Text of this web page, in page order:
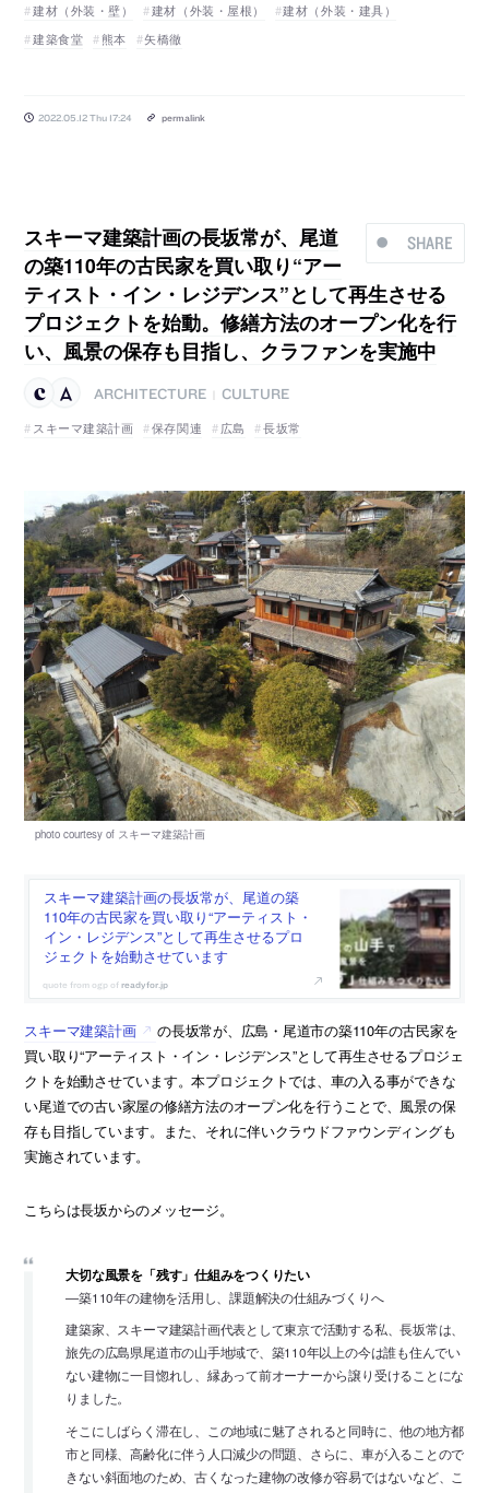
建材（外装・壁）
建材（外装・屋根）
建材（外装・建具）
建築食堂
熊本 矢橋徹
2022.05.12 Thu 17:24 permalink
SHARE
スキーマ建築計画の長坂常が、尾道
の築110年の古民家を買い取り“アー
ティスト・イン・レジデンス”として再生させる
プロジェクトを始動。修繕方法のオープン化を行
い、風景の保存も目指し、クラファンを実施中
ARCHITECTURE
CULTURE
スキーマ建築計画
保存関連 広島 長坂常
スキーマ建築計画の長坂常が、尾道の築
110年の古民家を買い取り“アーティスト・
イン・レジデンス”として再生させるプロ
ジェクトを始動させています
readyfor.jp
スキーマ建築計画
の長坂常が、広島・尾道市の築110年の古民家を
買い取り“アーティスト・イン・レジデンス”として再生させるプロジェ
クトを始動させています。本プロジェクトでは、車の入る事ができな
い尾道での古い家屋の修繕方法のオープン化を行うことで、風景の保
存も目指しています。また、それに伴いクラウドファウンディングも
実施されています。
こちらは長坂からのメッセージ。
大切な風景を「残す」仕組みをつくりたい
―築110年の建物を活用し、課題解決の仕組みづくりへ
建築家、スキーマ建築計画代表として東京で活動する私、長坂常は、
旅先の広島県尾道市の山手地域で、築110年以上の今は誰も住んでい
ない建物に一目惚れし、縁あって前オーナーから譲り受けることにな
りました。
そこにしばらく滞在し、この地域に魅了されると同時に、他の地方都
市と同様、高齢化に伴う人口減少の問題、さらに、車が入ることので
きない斜面地のため、古くなった建物の改修が容易ではないなど、こ